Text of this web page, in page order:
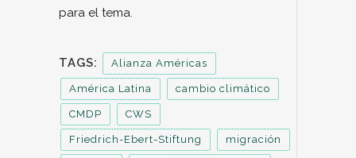
para el tema.
TAGS: Alianza Américas
América Latina cambio climático
CMDP CWS
Friedrich-Ebert-Stiftung migración